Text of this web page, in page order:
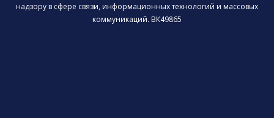
надзору в сфере связи, информационных технологий и массовых
коммуникаций. ВК49865